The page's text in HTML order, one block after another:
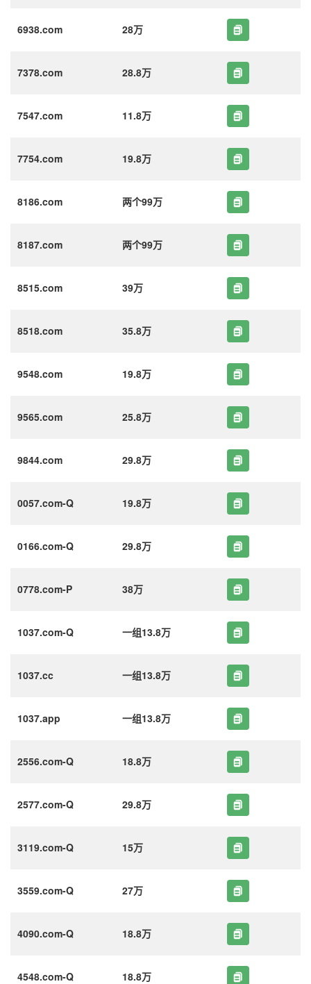
6938.com 28万
7378.com 28.8万
7547.com 11.8万
7754.com 19.8万
8186.com 两个99万
8187.com 两个99万
8515.com 39万
8518.com 35.8万
9548.com 19.8万
9565.com 25.8万
9844.com 29.8万
0057.com-Q 19.8万
0166.com-Q 29.8万
0778.com-P 38万
1037.com-Q 一组13.8万
1037.cc 一组13.8万
1037.app 一组13.8万
2556.com-Q 18.8万
2577.com-Q 29.8万
3119.com-Q 15万
3559.com-Q 27万
4090.com-Q 18.8万
4548.com-Q 18.8万